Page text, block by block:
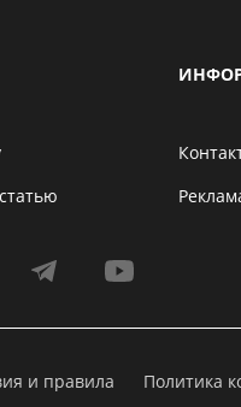
и правила Политика